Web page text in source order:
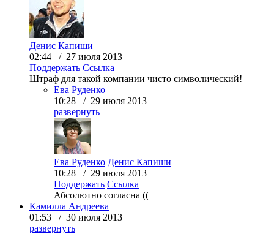
Денис Капиши
02:44 / 27 июля 2013
Поддержать Ссылка
Штраф для такой компании чисто символический!
Ева Руденко
10:28 / 29 июля 2013
развернуть
Ева Руденко Денис Капиши
10:28 / 29 июля 2013
Поддержать Ссылка
Абсолютно согласна ((
Камилла Андреева
01:53 / 30 июля 2013
развернуть